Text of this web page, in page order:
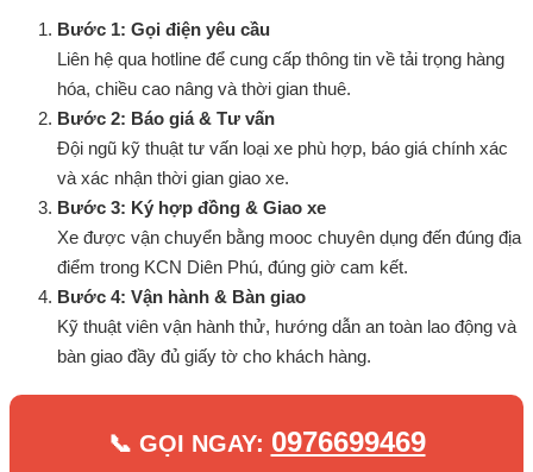
Bước 1: Gọi điện yêu cầu
Liên hệ qua hotline để cung cấp thông tin về tải trọng hàng
hóa, chiều cao nâng và thời gian thuê.
Bước 2: Báo giá & Tư vấn
Đội ngũ kỹ thuật tư vấn loại xe phù hợp, báo giá chính xác
và xác nhận thời gian giao xe.
Bước 3: Ký hợp đồng & Giao xe
Xe được vận chuyển bằng mooc chuyên dụng đến đúng địa
điểm trong KCN Diên Phú, đúng giờ cam kết.
Bước 4: Vận hành & Bàn giao
Kỹ thuật viên vận hành thử, hướng dẫn an toàn lao động và
bàn giao đầy đủ giấy tờ cho khách hàng.
📞 GỌI NGAY: 0976699469